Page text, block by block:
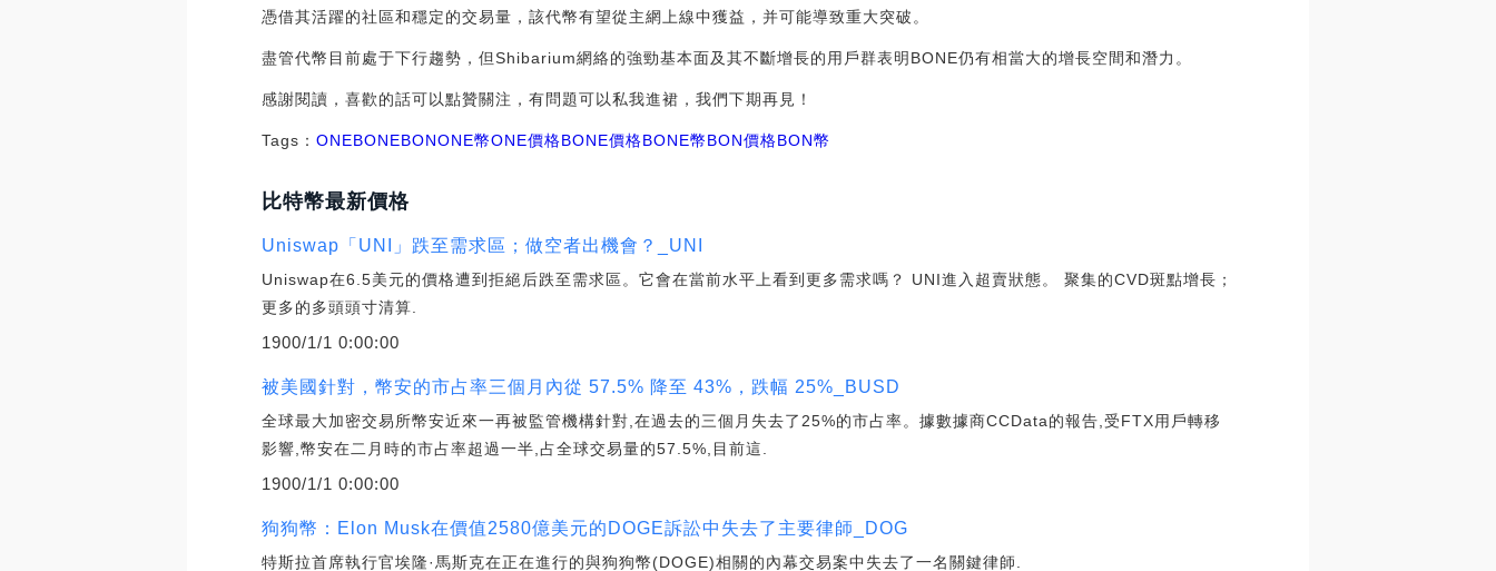
憑借其活躍的社區和穩定的交易量，該代幣有望從主網上線中獲益，并可能導致重大突破。
盡管代幣目前處于下行趨勢，但Shibarium網絡的強勁基本面及其不斷增長的用戶群表明BONE仍有相當大的增長空間和潛力。
感謝閱讀，喜歡的話可以點贊關注，有問題可以私我進裙，我們下期再見！
Tags：ONEBONEBONONE幣ONE價格BONE價格BONE幣BON價格BON幣
比特幣最新價格
Uniswap「UNI」跌至需求區；做空者出機會？_UNI
Uniswap在6.5美元的價格遭到拒絕后跌至需求區。它會在當前水平上看到更多需求嗎？ UNI進入超賣狀態。 聚集的CVD斑點增長；
更多的多頭頭寸清算.
1900/1/1 0:00:00
被美國針對，幣安的市占率三個月內從 57.5% 降至 43%，跌幅 25%_BUSD
全球最大加密交易所幣安近來一再被監管機構針對,在過去的三個月失去了25%的市占率。據數據商CCData的報告,受FTX用戶轉移
影響,幣安在二月時的市占率超過一半,占全球交易量的57.5%,目前這.
1900/1/1 0:00:00
狗狗幣：Elon Musk在價值2580億美元的DOGE訴訟中失去了主要律師_DOG
特斯拉首席執行官埃隆·馬斯克在正在進行的與狗狗幣(DOGE)相關的內幕交易案中失去了一名關鍵律師.